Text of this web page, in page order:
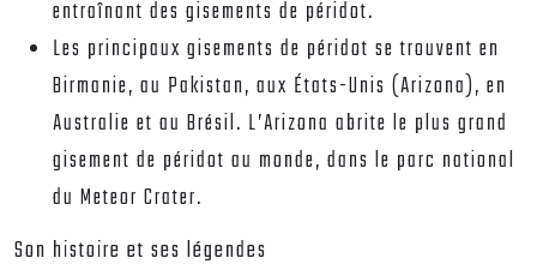
entraînant des gisements de péridot.
Les principaux gisements de péridot se trouvent en
Birmanie, au Pakistan, aux États-Unis (Arizona), en
Australie et au Brésil. L’Arizona abrite le plus grand
gisement de péridot au monde, dans le parc national
du Meteor Crater.
Son histoire et ses légendes